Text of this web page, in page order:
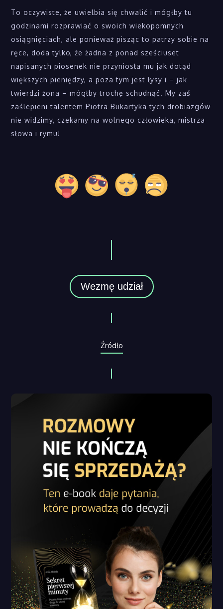
To oczywiste, że uwielbia się chwalić i mógłby tu
godzinami rozprawiać o swoich wiekopomnych
osiągnięciach, ale ponieważ pisząc to patrzy sobie na
ręce, doda tylko, że żadna z ponad sześciuset
napisanych piosenek nie przyniosła mu jak dotąd
większych pieniędzy, a poza tym jest łysy i – jak
twierdzi żona – mógłby trochę schudnąć. My zaś
zaślepieni talentem Piotra Bukartyka tych drobiazgów
nie widzimy, czekamy na wolnego człowieka, mistrza
słowa i rymu!
Wezmę udział
Źródło